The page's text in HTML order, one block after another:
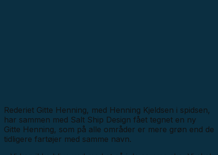
Rederiet Gitte Henning, med Henning Kjeldsen i spidsen,
har sammen med Salt Ship Design fået tegnet en ny
Gitte Henning, som på alle områder er mere grøn end de
tidligere fartøjer med samme navn.